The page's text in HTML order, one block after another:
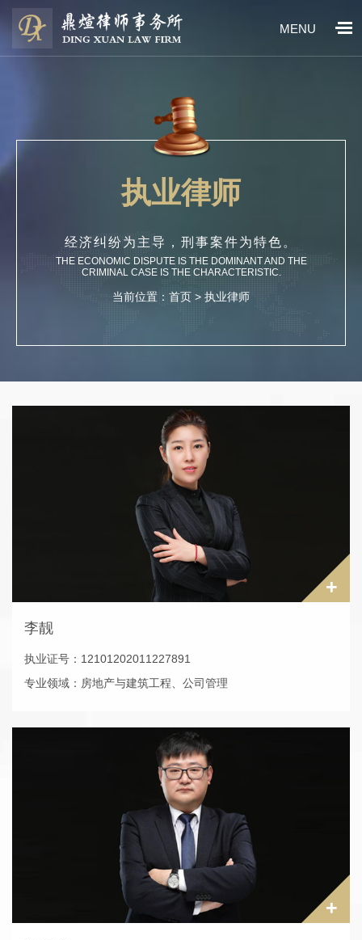
MENU
执业律师
经济纠纷为主导，刑事案件为特色。
THE ECONOMIC DISPUTE IS THE DOMINANT AND THE
CRIMINAL CASE IS THE CHARACTERISTIC.
当前位置： 首页 > 执业律师
+
李靓
执业证号：12101202011227891
专业领域：房地产与建筑工程、公司管理
现系辽宁鼎煊律师事务所副主任，辽宁省人民监督员，曾任职
于辽宁省高级人民法院
+